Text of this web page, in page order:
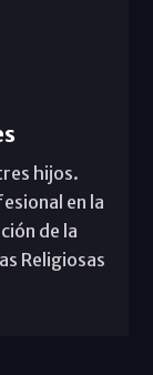
hijos.
en la
de la
Religiosas